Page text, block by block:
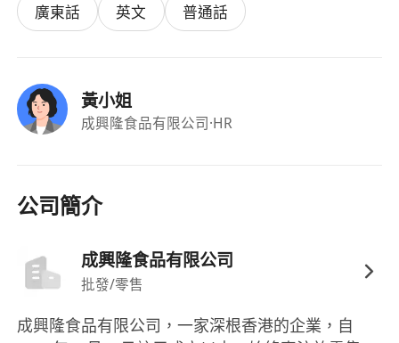
廣東話
英文 普通話
黃小姐
成興隆食品有限公司·HR
公司簡介
成興隆食品有限公司
批發/零售
成興隆食品有限公司，一家深根香港的企業，自